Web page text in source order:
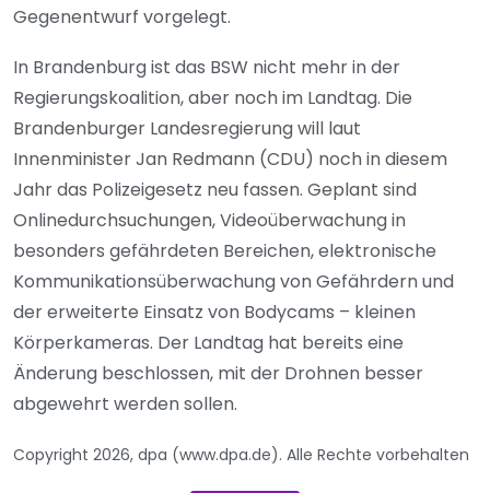
Gegenentwurf vorgelegt.
In Brandenburg ist das BSW nicht mehr in der
Regierungskoalition, aber noch im Landtag. Die
Brandenburger Landesregierung will laut
Innenminister Jan Redmann (CDU) noch in diesem
Jahr das Polizeigesetz neu fassen. Geplant sind
Onlinedurchsuchungen, Videoüberwachung in
besonders gefährdeten Bereichen, elektronische
Kommunikationsüberwachung von Gefährdern und
der erweiterte Einsatz von Bodycams – kleinen
Körperkameras. Der Landtag hat bereits eine
Änderung beschlossen, mit der Drohnen besser
abgewehrt werden sollen.
Copyright 2026, dpa (www.dpa.de). Alle Rechte vorbehalten